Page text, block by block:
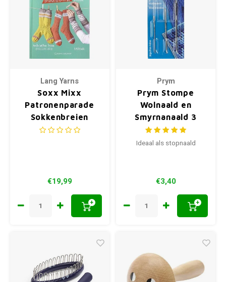
Lang Yarns
Soxx Mixx
Patronenparade
Sokkenbreien
€19,99
+
Prym
Prym Stompe
Wolnaald en
Smyrnanaald 3
stuks
Ideaal als stopnaald
€3,40
+